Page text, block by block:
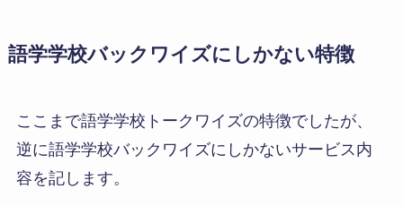
語学学校バックワイズにしかない特徴
ここまで語学学校トークワイズの特徴でしたが、
逆に語学学校バックワイズにしかないサービス内
容を記します。